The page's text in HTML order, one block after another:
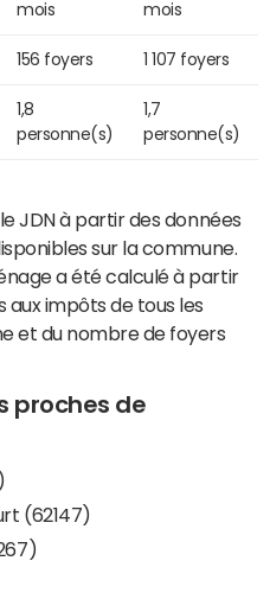
mois
mois
156 foyers 1 107 foyers
1,8
personne(s)
1,7
personne(s)
JDN à partir des données
sur la commune.
a été calculé à partir
impôts de tous les
et du nombre de foyers
proches de
(62147)